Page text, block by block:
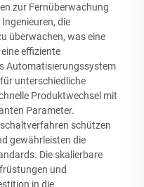
zur Fernüberwachung
die
überwachen, was eine
effiziente
Automatisierungssystem
unterschiedliche
Produktwechsel mit
Parameter.
schützen
gewährleisten die
Die skalierbare
und
in die